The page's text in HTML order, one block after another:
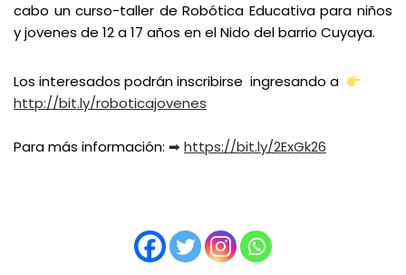
cabo un curso-taller de Robótica Educativa para niños
y jovenes de 12 a 17 años en el Nido del barrio Cuyaya.
Los interesados podrán inscribirse ingresando a
http://bit.ly/roboticajovenes
Para más información: ➡ https://bit.ly/2ExGk26